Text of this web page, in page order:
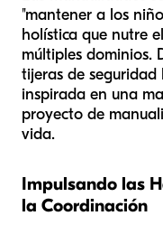
"mantener a los
holística que nutre
múltiples dominios.
tijeras de
inspirada en una
proyecto de
vida.
Impulsando las
la Coordinación